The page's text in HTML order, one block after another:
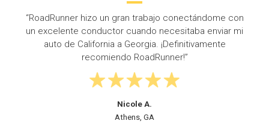
con
mi
“Envié mi auto de California a Georgia con
y hicieron un trabajo fantástico.
actualizaciones consistentes y me
informado en todo momento.”